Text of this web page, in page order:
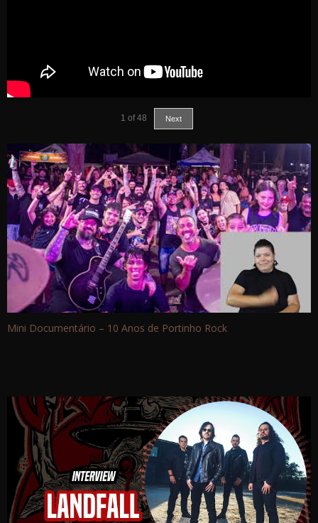
1 of 48 Next
Mini Documentário – 10 Anos de Portinho Rock